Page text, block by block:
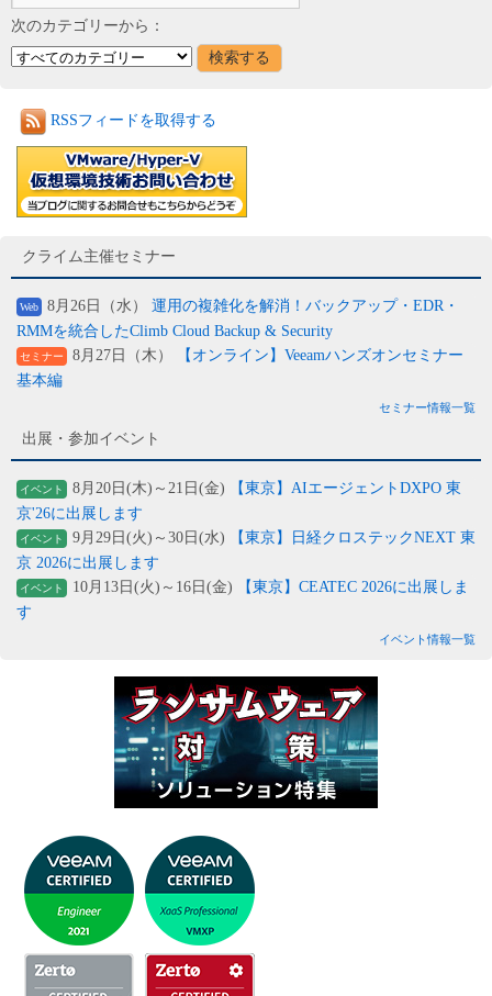
次のカテゴリーから：
RSSフィードを取得する
クライム主催セミナー
Web 8月26日（水） 運用の複雑化を解消！バックアップ・EDR・
RMMを統合したClimb Cloud Backup & Security
セミナー 8月27日（木）
【オンライン】Veeamハンズオンセミナー
基本編
セミナー情報一覧
出展・参加イベント
イベント 8月20日(木)～21日(金)
【東京】AIエージェントDXPO 東
京'26に出展します
イベント 9月29日(火)～30日(水)
【東京】日経クロステックNEXT 東
京 2026に出展します
イベント 10月13日(火)～16日(金)
【東京】CEATEC 2026に出展しま
す
イベント情報一覧